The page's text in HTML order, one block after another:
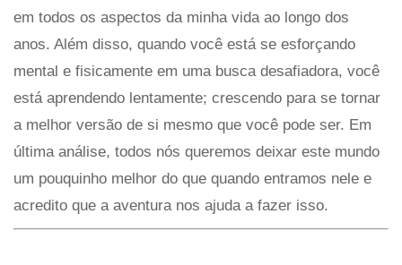
em todos os aspectos da minha vida ao longo dos
anos. Além disso, quando você está se esforçando
mental e fisicamente em uma busca desafiadora, você
está aprendendo lentamente; crescendo para se tornar
a melhor versão de si mesmo que você pode ser. Em
última análise, todos nós queremos deixar este mundo
um pouquinho melhor do que quando entramos nele e
acredito que a aventura nos ajuda a fazer isso.